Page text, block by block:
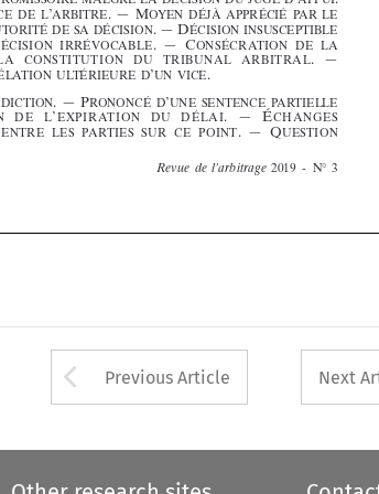
 
            
        
      
      
      
     
          
          
Arrow button used
Previous Article Next